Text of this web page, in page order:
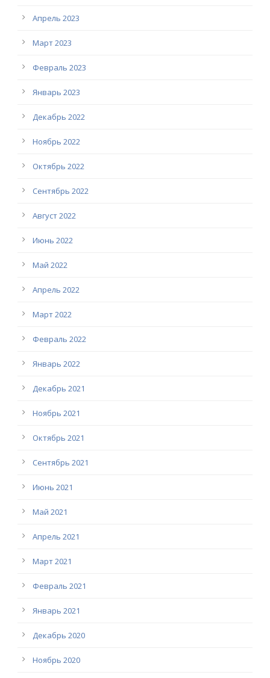
Апрель 2023
Март 2023
Февраль 2023
Январь 2023
Декабрь 2022
Ноябрь 2022
Октябрь 2022
Сентябрь 2022
Август 2022
Июнь 2022
Май 2022
Апрель 2022
Март 2022
Февраль 2022
Январь 2022
Декабрь 2021
Ноябрь 2021
Октябрь 2021
Сентябрь 2021
Июнь 2021
Май 2021
Апрель 2021
Март 2021
Февраль 2021
Январь 2021
Декабрь 2020
Ноябрь 2020